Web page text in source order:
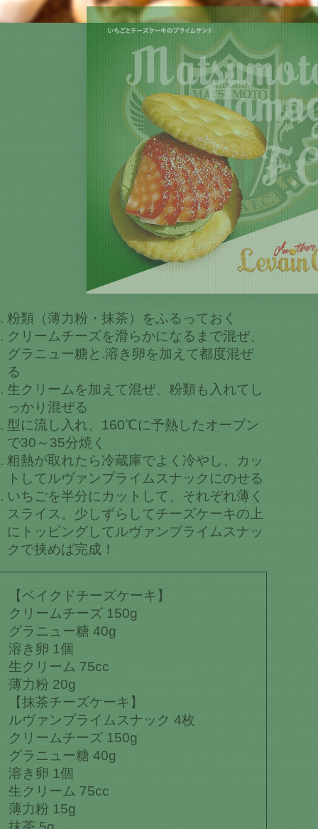
粉類（薄力粉・抹茶）をふるっておく
クリームチーズを滑らかになるまで混ぜ、
グラニュー糖と.溶き卵を加えて都度混ぜ
る
生クリームを加えて混ぜ、粉類も入れてし
っかり混ぜる
型に流し入れ、160℃に予熱したオーブン
で30～35分焼く
粗熱が取れたら冷蔵庫でよく冷やし、カッ
トしてルヴァンプライムスナックにのせる
いちごを半分にカットして、それぞれ薄く
スライス。少しずらしてチーズケーキの上
にトッピングしてルヴァンプライムスナッ
クで挟めば完成！
【ベイクドチーズケーキ】
クリームチーズ 150g
グラニュー糖 40g
溶き卵 1個
生クリーム 75cc
薄力粉 20g
【抹茶チーズケーキ】
ルヴァンプライムスナック 4枚
クリームチーズ 150g
グラニュー糖 40g
溶き卵 1個
生クリーム 75cc
薄力粉 15g